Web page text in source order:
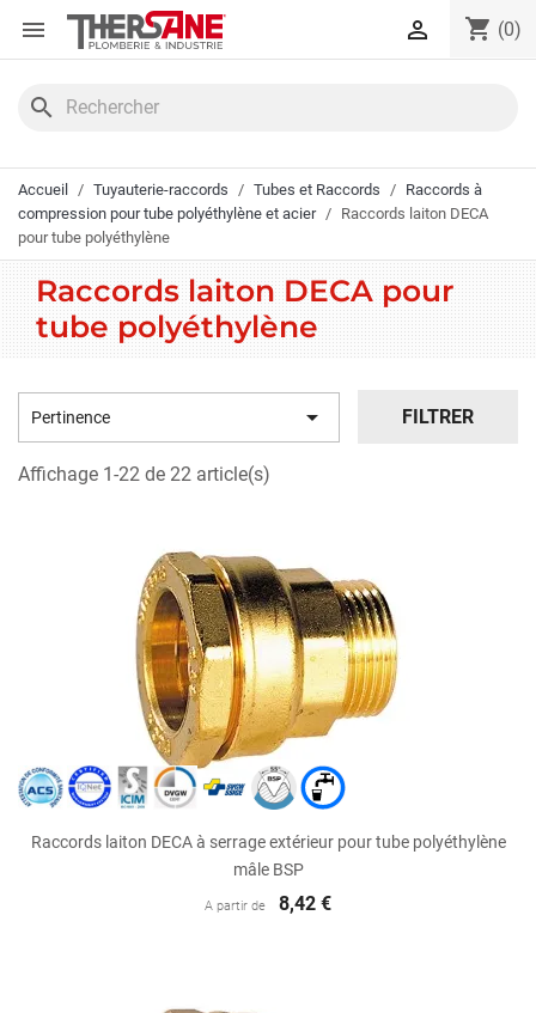
Panneau de gestion des cookies
 shopping_cart (0)

search
Accueil Tuyauterie-raccords Tubes et Raccords
Raccords à
compression pour tube polyéthylène et acier
Raccords laiton DECA
pour tube polyéthylène
Raccords laiton DECA pour
tube polyéthylène
Pertinence  FILTRER
Affichage 1-22 de 22 article(s)
Raccords laiton DECA à serrage extérieur pour tube polyéthylène
mâle BSP
A partir de 8,42 €